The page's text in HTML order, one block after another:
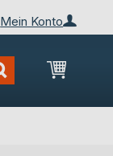
Mein Konto
Mein